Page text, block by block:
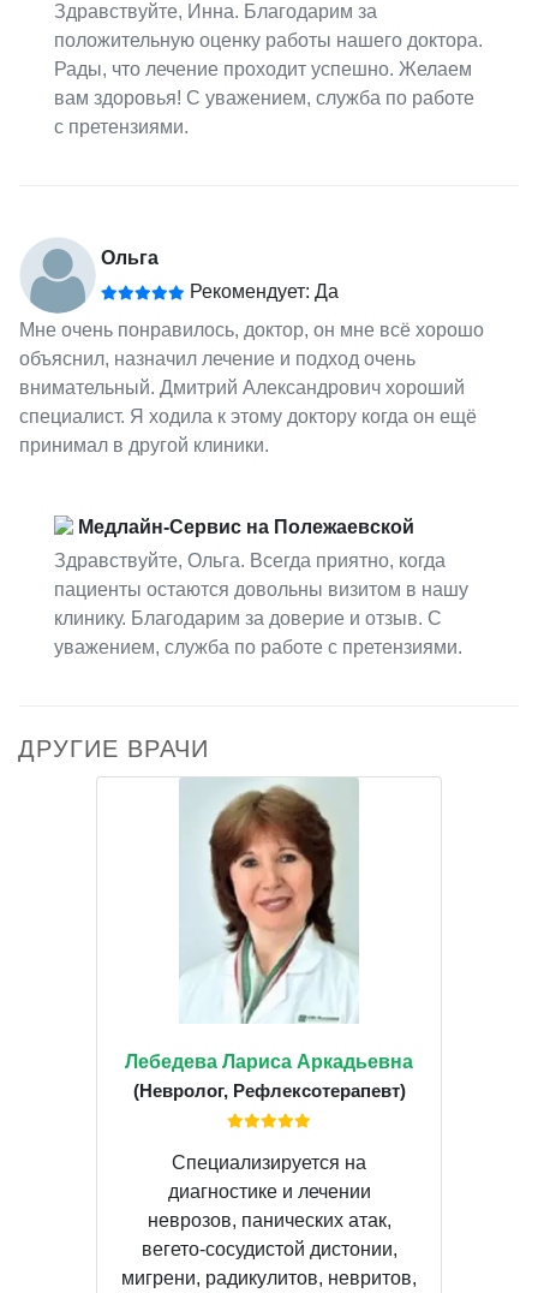
Здравствуйте, Инна. Благодарим за
положительную оценку работы нашего доктора.
Рады, что лечение проходит успешно. Желаем
вам здоровья! С уважением, служба по работе
с претензиями.
Ольга
Рекомендует: Да
Мне очень понравилось, доктор, он мне всё хорошо
объяснил, назначил лечение и подход очень
внимательный. Дмитрий Александрович хороший
специалист. Я ходила к этому доктору когда он ещё
принимал в другой клиники.
Медлайн-Сервис на Полежаевской
Здравствуйте, Ольга. Всегда приятно, когда
пациенты остаются довольны визитом в нашу
клинику. Благодарим за доверие и отзыв. С
уважением, служба по работе с претензиями.
ДРУГИЕ ВРАЧИ
Лебедева Лариса Аркадьевна
(Невролог, Рефлексотерапевт)
Специализируется на
диагностике и лечении
неврозов, панических атак,
вегето-сосудистой дистонии,
мигрени, радикулитов, невритов,